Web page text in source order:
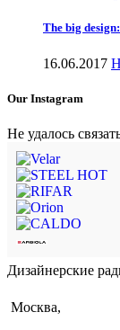
The big
16.06.2017
Our Instagram
Не удалось
Дизайнерские
Москва,